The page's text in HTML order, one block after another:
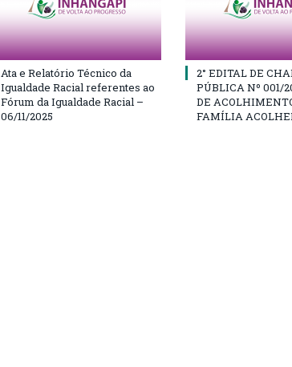
Ata e Relatório Técnico da
Igualdade Racial referentes ao
Fórum da Igualdade Racial –
06/11/2025
2° EDITAL DE
PÚBLICA Nº 001/
DE
FAMÍLIA